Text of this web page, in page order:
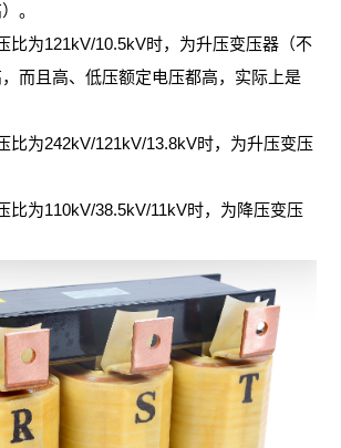
伏、
新能
道
交
通
三
器
滤
波/
平
波
荣
资
厂
实
拍
结-
炉
磁
煤
矿
。
比为121kV/10.5kV时，为升压变压器（不
而且高、低压额定电压都高，实际上是
比为242kV/121kV/13.8kV时，为升压变压
比为110kV/38.5kV/11kV时，为降压变压